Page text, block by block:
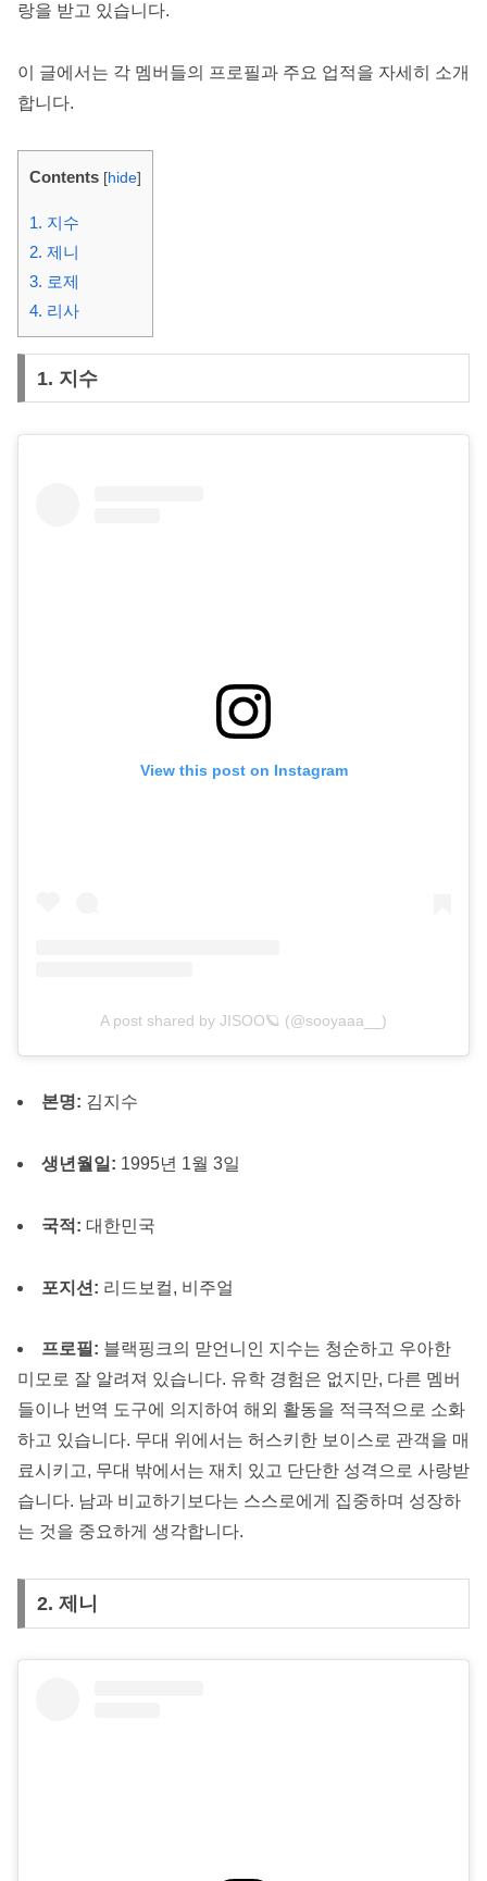
랑을 받고 있습니다.
이 글에서는 각 멤버들의 프로필과 주요 업적을 자세히 소개
합니다.
Contents [hide]
1. 지수
2. 제니
3. 로제
4. 리사
1. 지수
View this post on Instagram
A post shared by JISOO🪐 (@sooyaaa__)
본명: 김지수
생년월일: 1995년 1월 3일
국적: 대한민국
포지션: 리드보컬, 비주얼
프로필: 블랙핑크의 맏언니인 지수는 청순하고 우아한
미모로 잘 알려져 있습니다. 유학 경험은 없지만, 다른 멤버
들이나 번역 도구에 의지하여 해외 활동을 적극적으로 소화
하고 있습니다. 무대 위에서는 허스키한 보이스로 관객을 매
료시키고, 무대 밖에서는 재치 있고 단단한 성격으로 사랑받
습니다. 남과 비교하기보다는 스스로에게 집중하며 성장하
는 것을 중요하게 생각합니다.
2. 제니